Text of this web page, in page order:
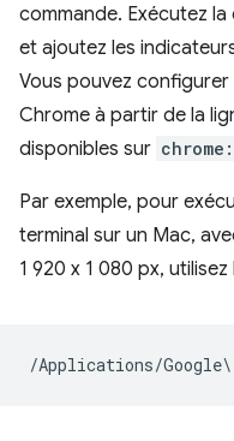
commande. Exécutez
et ajoutez les
Vous pouvez
Chrome à partir de la
disponibles sur
Par exemple, pour
terminal sur un Mac,
1 920 x 1 080 px,